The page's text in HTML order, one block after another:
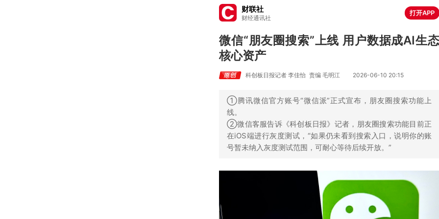
财联社
财经通讯社
打开APP
微信“朋友圈搜索”上线 用户数据成AI生态
核心资产
科创板日报记者 李佳怡 责编 毛明江 2026-06-10 20:15
①腾讯微信官方账号“微信派”正式宣布，朋友圈搜索功能上
线。
②微信客服告诉《科创板日报》记者，朋友圈搜索功能目前正
在iOS端进行灰度测试，“如果仍未看到搜索入口，说明你的账
号暂未纳入灰度测试范围，可耐心等待后续开放。”